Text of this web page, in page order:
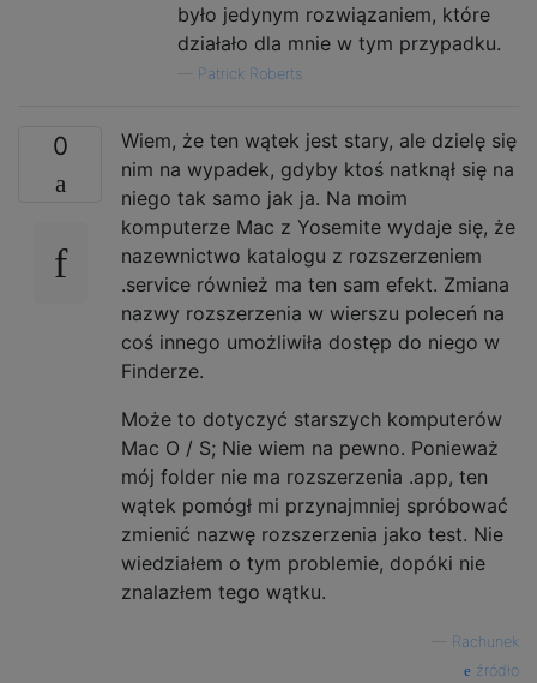
było jedynym rozwiązaniem, które
działało dla mnie w tym przypadku.
Patrick Roberts
0
Wiem, że ten wątek jest stary, ale dzielę się
nim na wypadek, gdyby ktoś natknął się na
niego tak samo jak ja. Na moim
komputerze Mac z Yosemite wydaje się, że
nazewnictwo katalogu z rozszerzeniem
.service również ma ten sam efekt. Zmiana
nazwy rozszerzenia w wierszu poleceń na
coś innego umożliwiła dostęp do niego w
Finderze.
Może to dotyczyć starszych komputerów
Mac O / S; Nie wiem na pewno. Ponieważ
mój folder nie ma rozszerzenia .app, ten
wątek pomógł mi przynajmniej spróbować
zmienić nazwę rozszerzenia jako test. Nie
wiedziałem o tym problemie, dopóki nie
znalazłem tego wątku.
Rachunek
źródło